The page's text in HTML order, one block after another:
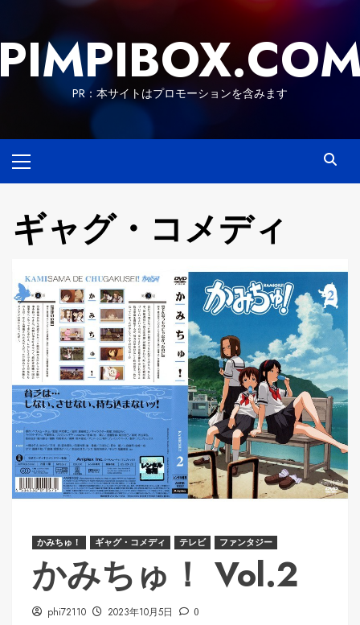
content
PR：本サイトはプロモーションを含みます
Menu
ギャグ・コメディ
かみちゅ！ ギャグ・コメディ テレビ ファンタジー
かみちゅ！ Vol.2
phi72110 2023年10月5日 0